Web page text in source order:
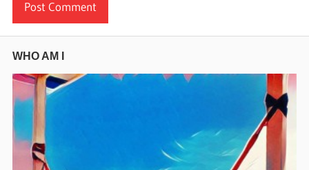
WHO AM I